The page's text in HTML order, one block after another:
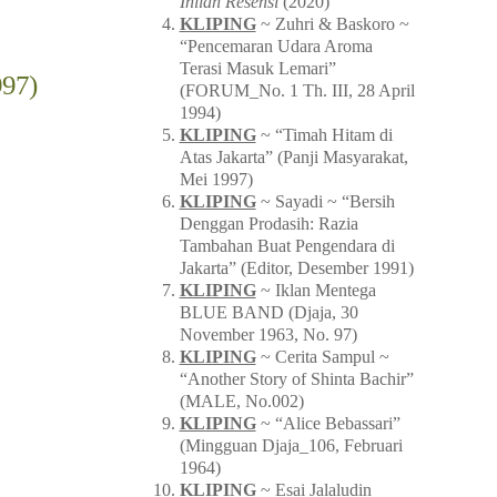
KLIPING~ Zuhri & Baskoro ~
“Pencemaran Udara Aroma
Terasi Masuk Lemari”
(FORUM_No. 1 Th. III, 28 April
1994)
KLIPING~ “Timah Hitam di
Atas Jakarta” (Panji Masyarakat,
Mei 1997)
KLIPING~ Sayadi ~ “Bersih
Denggan Prodasih: Razia
Tambahan Buat Pengendara di
Jakarta” (Editor, Desember 1991)
KLIPING~ Iklan Mentega
BLUE BAND (Djaja, 30
November 1963, No. 97)
KLIPING~ Cerita Sampul ~
“Another Story of Shinta Bachir”
(MALE, No.002)
KLIPING~ “Alice Bebassari”
(Mingguan Djaja_106, Februari
1964)
KLIPING~ Esai Jalaludin